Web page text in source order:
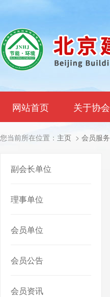
网站首页 关于协会
您当前所在位置： 主页 > 会员服务
副会长单位
理事单位
会员单位
会员公告
会员资讯